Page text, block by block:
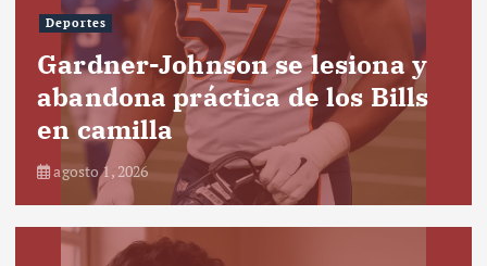
Deportes
Gardner-Johnson se lesiona y
abandona práctica de los Bills
en camilla
agosto 1, 2026